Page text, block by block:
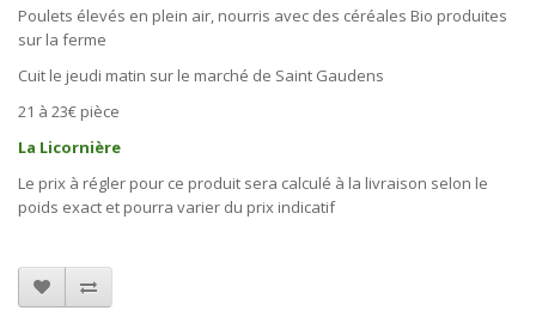
Poulets élevés en plein air, nourris avec des céréales Bio produites
sur la ferme
Cuit le jeudi matin sur le marché de Saint Gaudens
21 à 23€ pièce
La Licornière
Le prix à régler pour ce produit sera calculé à la livraison selon le
poids exact et pourra varier du prix indicatif